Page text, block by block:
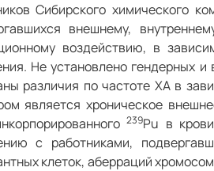
Сибирского химического
внешнему,
воздействию, в
Не установлено гендерных
различия по частоте ХА в
является хроническое
239Рu в
с работниками,
клеток, аберраций